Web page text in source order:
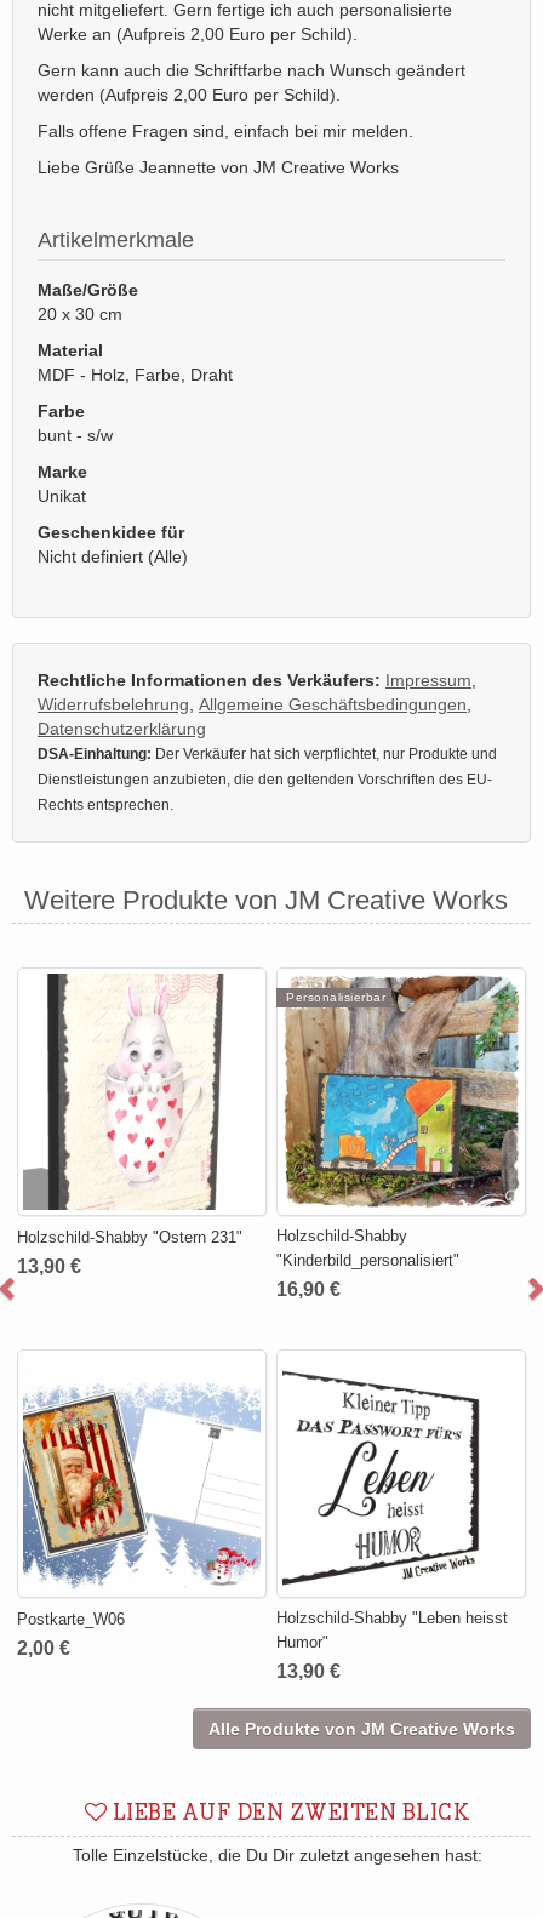
nicht mitgeliefert. Gern fertige ich auch personalisierte
Werke an (Aufpreis 2,00 Euro per Schild).
Gern kann auch die Schriftfarbe nach Wunsch geändert
werden (Aufpreis 2,00 Euro per Schild).
Falls offene Fragen sind, einfach bei mir melden.
Liebe Grüße Jeannette von JM Creative Works
Artikelmerkmale
Maße/Größe
20 x 30 cm
Material
MDF - Holz, Farbe, Draht
Farbe
bunt - s/w
Marke
Unikat
Geschenkidee für
Nicht definiert (Alle)
Rechtliche Informationen des Verkäufers: Impressum
Widerrufsbelehrung Allgemeine Geschäftsbedingungen
Datenschutzerklärung
DSA-Einhaltung: Der Verkäufer hat sich verpflichtet, nur Produkte und
Dienstleistungen anzubieten, die den geltenden Vorschriften des EU-
Rechts entsprechen.
Weitere Produkte von JM Creative Works
Holzschild-Shabby "Ostern 231"
13,90 €
Personalisierbar
Holzschild-Shabby
"Kinderbild_personalisiert"
16,90 €
Postkarte_W06
2,00 €
Holzschild-Shabby "Leben heisst
Humor"
13,90 €
Alle Produkte von JM Creative Works
LIEBE AUF DEN ZWEITEN BLICK
Tolle Einzelstücke, die Du Dir zuletzt angesehen hast: